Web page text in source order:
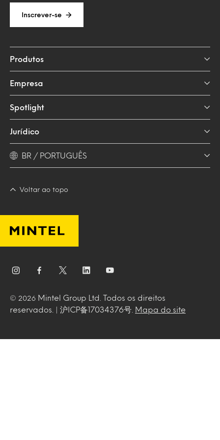
Inscrever-se
Produtos
Empresa
Spotlight
Jurídico
BR / PORTUGUÊS
Voltar ao topo
© 2026
Mintel Group Ltd. Todos os direitos
reservados. | 沪ICP备17034376号.
Mapa do site